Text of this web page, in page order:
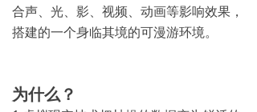
合声、光、影、视频、动画等影响效果，
搭建的一个身临其境的可漫游环境。
为什么？